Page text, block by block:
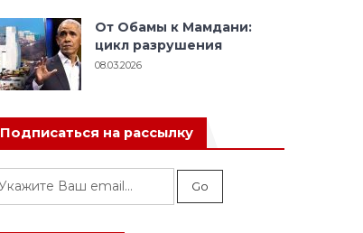
От Обамы к Мамдани:
цикл разрушения
08.03.2026
Подписаться на рассылку